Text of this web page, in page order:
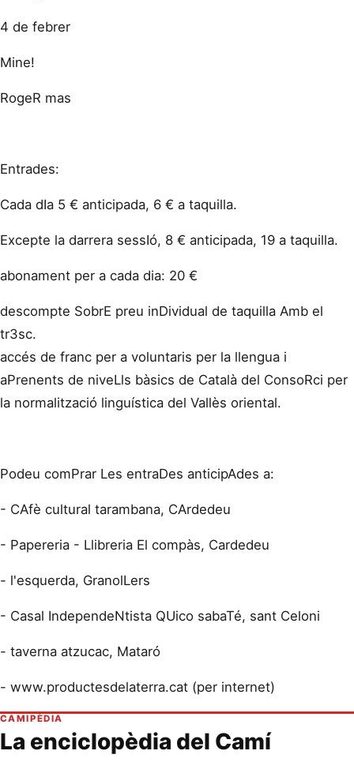
4 de febrer
Mine!
RogeR mas
Entrades:
Cada dIa 5 € anticipada, 6 € a taquilla.
Excepte la darrera sessIó, 8 € anticipada, 19 a taquilla.
abonament per a cada dia: 20 €
descompte SobrE preu inDividual de taquilla Amb el
tr3sc.
accés de franc per a voluntaris per la llengua i
aPrenents de niveLls bàsics de Català del ConsoRci per
la normalització linguística del Vallès oriental.
Podeu comPrar Les entraDes anticipAdes a:
- CAfè cultural tarambana, CArdedeu
- Papereria - Llibreria El compàs, Cardedeu
- l'esquerda, GranolLers
- Casal IndependeNtista QUico sabaTé, sant Celoni
- taverna atzucac, Mataró
- www.productesdelaterra.cat (per internet)
CAMIPÈDIA
La enciclopèdia del Camí